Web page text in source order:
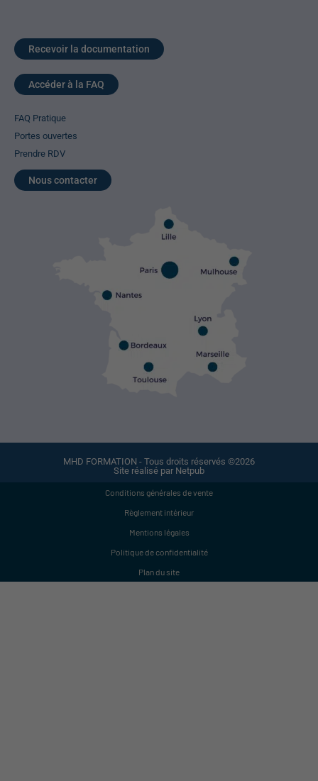
Recevoir la documentation
Accéder à la FAQ
FAQ Pratique
Portes ouvertes
Prendre RDV
Nous contacter
MHD FORMATION - Tous droits réservés ©2026
Site réalisé par Netpub
Conditions générales de vente
Règlement intérieur
Mentions légales
Politique de confidentialité
Plan du site